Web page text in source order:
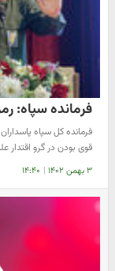
فرمانده سپاه:
فرمانده کل سپاه
قوی بودن در گرو اقتدار
۳ بهمن ۱۴۰۲ | ۱۴:۴۰